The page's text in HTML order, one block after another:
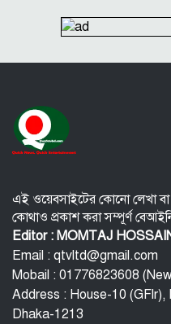
চৌম্বক রহস্য
প্রতারণা মামলায়
হিরোশিমা-নাগাসাকি
পারমাণবিক পরিস্থিতি কি?
এই ওয়েবসাইটের কোনো লেখা
কোথাও প্রকাশ করা সম্পূর্ণ
Editor : MOMTAJ
Email : qtvltd@gmail.com
Mobail : 01776823608
Address : House-10
Dhaka-1213